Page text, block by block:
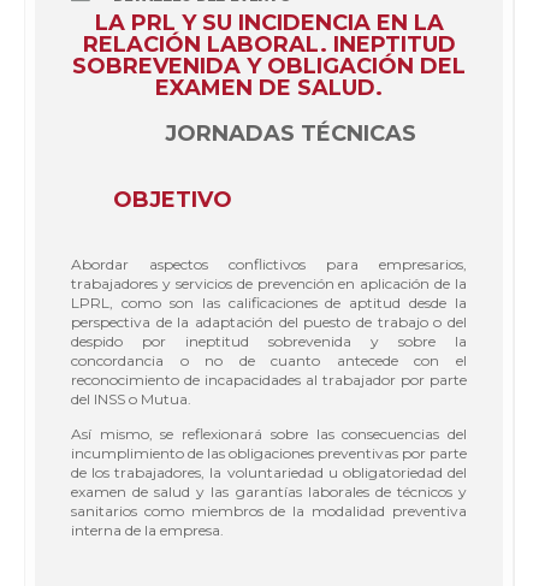
LA PRL Y SU INCIDENCIA EN LA
RELACIÓN LABORAL. INEPTITUD
SOBREVENIDA Y OBLIGACIÓN DEL
EXAMEN DE SALUD.
JORNADAS TÉCNICAS
OBJETIVO
Abordar aspectos conflictivos para empresarios,
trabajadores y servicios de prevención en aplicación de la
LPRL, como son las calificaciones de aptitud desde la
perspectiva de la adaptación del puesto de trabajo o del
despido por ineptitud sobrevenida y sobre la
concordancia o no de cuanto antecede con el
reconocimiento de incapacidades al trabajador por parte
del INSS o Mutua.
Así mismo, se reflexionará sobre las consecuencias del
incumplimiento de las obligaciones preventivas por parte
de los trabajadores, la voluntariedad u obligatoriedad del
examen de salud y las garantías laborales de técnicos y
sanitarios como miembros de la modalidad preventiva
interna de la empresa.